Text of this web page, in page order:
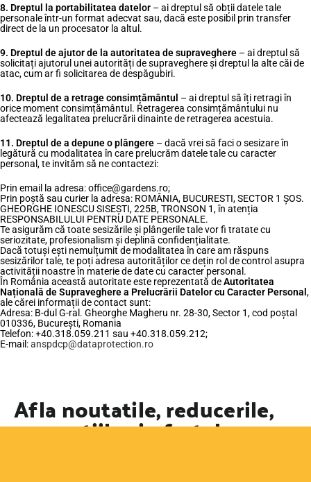
8. Dreptul la portabilitatea datelor – ai dreptul să obții datele tale
personale într-un format adecvat sau, dacă este posibil prin transfer
direct de la un procesator la altul.
9. Dreptul de ajutor de la autoritatea de supraveghere – ai dreptul să
solicitați ajutorul unei autorități de supraveghere și dreptul la alte căi de
atac, cum ar fi solicitarea de despăgubiri.
10. Dreptul de a retrage consimțământul – ai dreptul să îți retragi în
orice moment consimțământul. Retragerea consimțământului nu
afectează legalitatea prelucrării dinainte de retragerea acestuia.
11. Dreptul de a depune o plângere – dacă vrei să faci o sesizare în
legătură cu modalitatea în care prelucrăm datele tale cu caracter
personal, te invităm să ne contactezi:
Prin email la adresa: office@gardens.ro;
Prin poștă sau curier la adresa: ROMÂNIA, BUCURESTI, SECTOR 1 ȘOS.
GHEORGHE IONESCU SISEȘTI, 225B, TRONSON 1, în atenția
RESPONSABILULUI PENTRU DATE PERSONALE.
Te asigurăm că toate sesizările și plângerile tale vor fi tratate cu
seriozitate, profesionalism și deplină confidențialitate.
Dacă totuși ești nemulțumit de modalitatea în care am răspuns
sesizărilor tale, te poți adresa autorităților ce dețin rol de control asupra
activității noastre în materie de date cu caracter personal.
În România această autoritate este reprezentată deAutoritatea
Națională de Supraveghere a Prelucrării Datelor cu Caracter Personal ,
ale cărei informații de contact sunt:
Adresa: B-dul G-ral. Gheorghe Magheru nr. 28-30, Sector 1, cod poștal
010336, București, Romania
Telefon: +40.318.059.211 sau +40.318.059.212;
E-mail:anspdcp@dataprotection.ro
Afla noutatile, reducerile,
promotiile si ofertele